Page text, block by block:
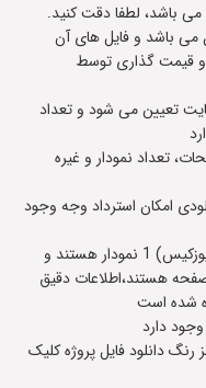
باشد، لطفا دقت کنید.
باشد و فایل های آن
و قیمت گذاری توسط
تعیین می شود و تعداد
تعداد نمودار و غیره
امکان استرداد وجه وجود
معمولا نمودارهای ای آر، موردکاربرد(یوزکیس) 1 نمودار هستند و
پایگاه داده حدودا 5 یا 6 صفحه هستند،اطلاعات دقیق
شده است
دارد
دانلود فایل پروژه کلیک